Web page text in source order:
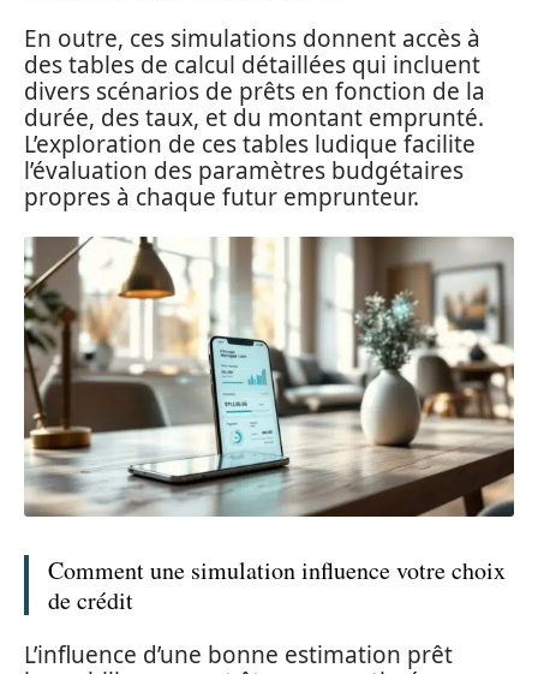
En outre, ces simulations donnent accès à
des tables de calcul détaillées qui incluent
divers scénarios de prêts en fonction de la
durée, des taux, et du montant emprunté.
L’exploration de ces tables ludique facilite
l’évaluation des paramètres budgétaires
propres à chaque futur emprunteur.
Comment une simulation influence votre choix
de crédit
L’influence d’une bonne estimation prêt